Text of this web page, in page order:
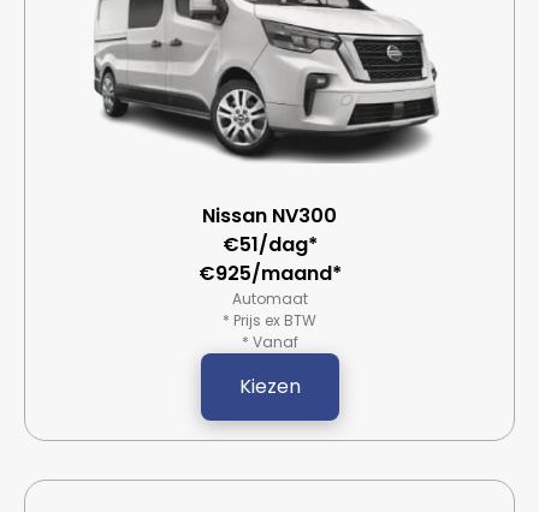
Nissan NV300
€51/dag*
€925/maand*
Automaat
* Prijs ex BTW
* Vanaf
Kiezen